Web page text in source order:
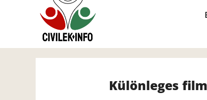
Különleges